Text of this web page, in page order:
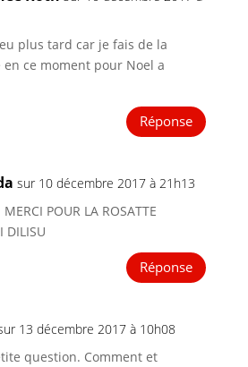
plus tard car je fais de la
ce moment pour Noel a
Réponse
sur 10 décembre 2017 à 21h13
POUR LA ROSATTE
DILISU
Réponse
13 décembre 2017 à 10h08
question. Comment et